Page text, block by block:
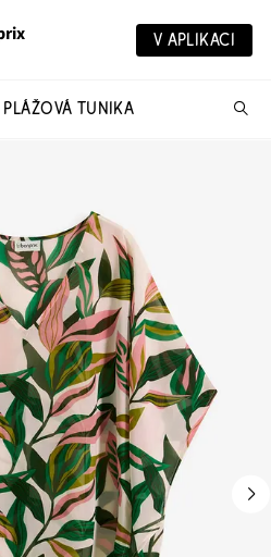
V APLIKACI
TUNIKA